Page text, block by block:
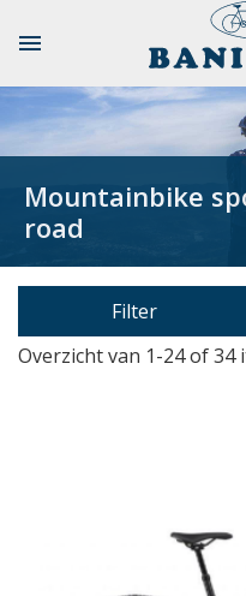

Mountainbike
road
Filter
Overzicht van 1-24 of 34